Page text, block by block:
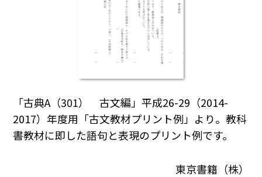
「古典A（301） 古文編」平成26-29（2014-
2017）年度用「古文教材プリント例」より。教科
書教材に即した語句と表現のプリント例です。
東京書籍（株）